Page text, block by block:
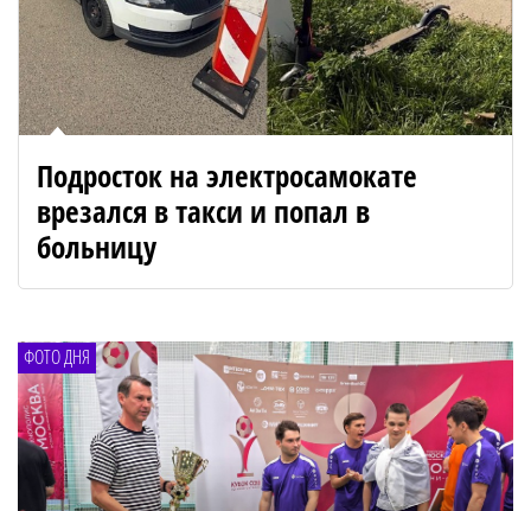
Подросток на электросамокате
врезался в такси и попал в
больницу
ФОТО ДНЯ